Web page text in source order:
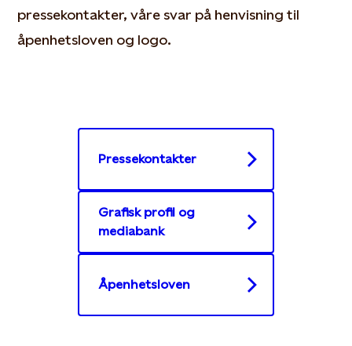
pressekontakter, våre svar på henvisning til
åpenhetsloven og logo.
Pressekontakter
Grafisk profil og
mediabank
Åpenhetsloven